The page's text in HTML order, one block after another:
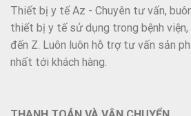
Thiết bị y tế Az - Chuyên tư vấn,
thiết bị y tế sử dụng trong bệnh viện,
đến Z. Luôn luôn hỗ trợ tư vấn sản
nhất tới khách hàng.